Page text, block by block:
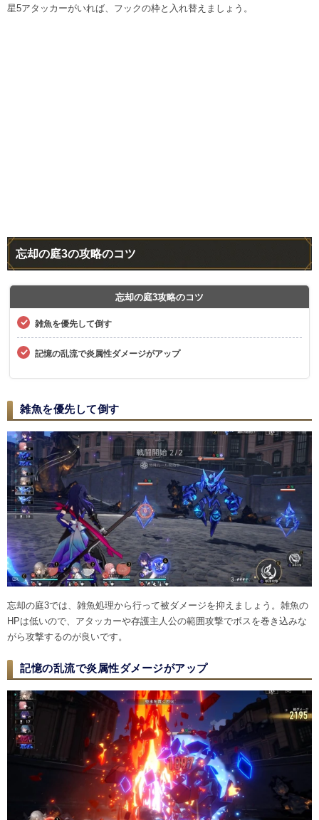
星5アタッカーがいれば、フックの枠と入れ替えましょう。
忘却の庭3の攻略のコツ
忘却の庭3攻略のコツ
雑魚を優先して倒す
記憶の乱流で炎属性ダメージがアップ
雑魚を優先して倒す
忘却の庭3では、雑魚処理から行って被ダメージを抑えましょう。雑魚の
HPは低いので、アタッカーや存護主人公の範囲攻撃でボスを巻き込みな
がら攻撃するのが良いです。
記憶の乱流で炎属性ダメージがアップ